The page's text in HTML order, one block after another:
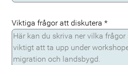
Viktiga frågor att diskutera *